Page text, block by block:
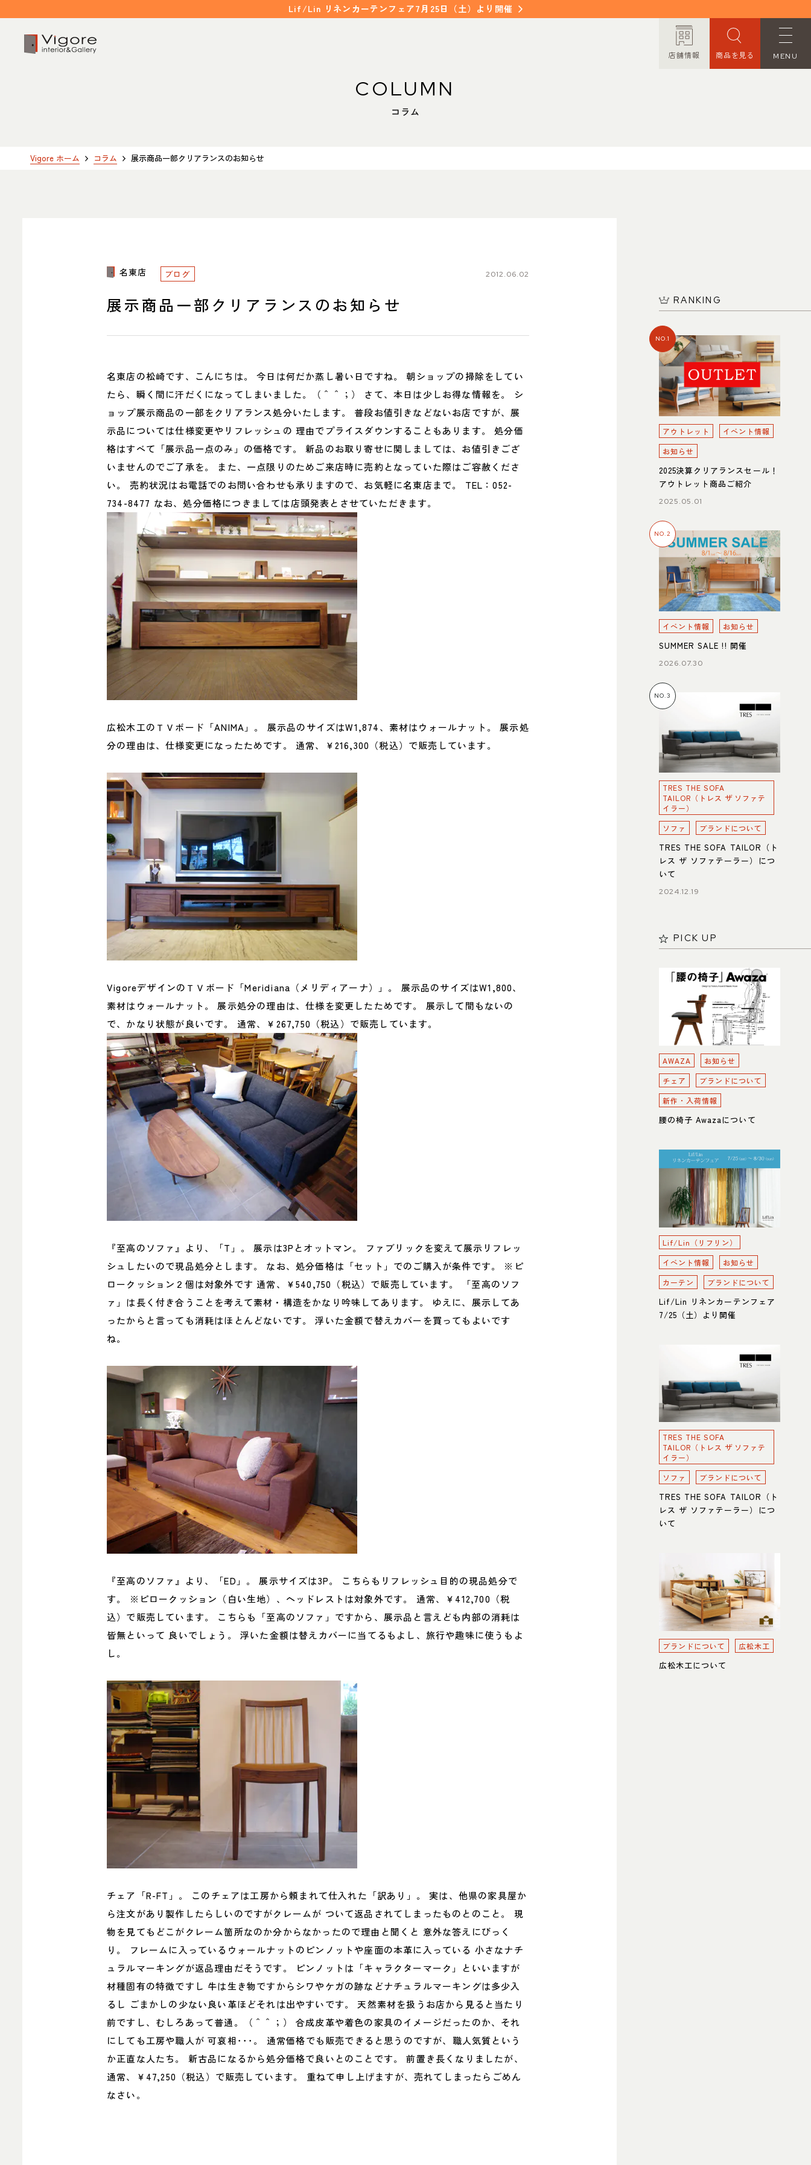
Lif/Lin リネンカーテンフェア7月25日（土）より開催
店舗情報 商品を見る MENU
EVENT / NEWS
ITEM
SHOP INFO
住所
〒454-0825 名古屋市中川区好本町1-
107
Google map
営業時間
平日 11：00～18：00
土・日・祝 11：00～19：00
定休日
水曜日（祝日は営業）
電話番号
052-361-5551
〒465-0057 名古屋市名東区陸前町26
土・日・祝 11：00～19：00
COLUMN
コラム
Vigore ホーム コラム 展示商品一部クリアランスのお知らせ
名東店 ブログ 2012.06.02
展示商品一部クリアランスのお知らせ
名東店の松崎です、こんにちは。 今日は何だか蒸し暑い日ですね。 朝ショップの掃除をしてい
たら、瞬く間に汗だくになってしまいました。（＾＾；） さて、本日は少しお得な情報を。 シ
ョップ展示商品の一部をクリアランス処分いたします。 普段お値引きなどないお店ですが、展
示品については仕様変更やリフレッシュの 理由でプライスダウンすることもあります。 処分価
格はすべて「展示品一点のみ」の価格です。 新品のお取り寄せに関しましては、お値引きござ
いませんのでご了承を。 また、一点限りのためご来店時に売約となっていた際はご容赦くださ
い。 売約状況はお電話でのお問い合わせも承りますので、お気軽に名東店まで。 TEL：052-
734-8477 なお、処分価格につきましては店頭発表とさせていただきます。
広松木工のＴＶボード「ANIMA」。 展示品のサイズはW1,874、素材はウォールナット。 展示処
分の理由は、仕様変更になったためです。 通常、￥216,300（税込）で販売しています。
VigoreデザインのＴＶボード「Meridiana（メリディアーナ）」。 展示品のサイズはW1,800、
素材はウォールナット。 展示処分の理由は、仕様を変更したためです。 展示して間もないの
で、かなり状態が良いです。 通常、￥267,750（税込）で販売しています。
『至高のソファ』より、「T」。 展示は3Pとオットマン。 ファブリックを変えて展示リフレッ
シュしたいので現品処分とします。 なお、処分価格は「セット」でのご購入が条件です。 ※ピ
ロークッション２個は対象外です 通常、￥540,750（税込）で販売しています。 「至高のソフ
ァ」は長く付き合うことを考えて素材・構造をかなり吟味してあります。 ゆえに、展示してあ
ったからと言っても消耗はほとんどないです。 浮いた金額で替えカバーを買ってもよいです
ね。
『至高のソファ』より、「ED」。 展示サイズは3P。 こちらもリフレッシュ目的の現品処分で
す。 ※ピロークッション（白い生地）、ヘッドレストは対象外です。 通常、￥412,700（税
込）で販売しています。 こちらも「至高のソファ」ですから、展示品と言えども内部の消耗は
皆無といって 良いでしょう。 浮いた金額は替えカバーに当てるもよし、旅行や趣味に使うもよ
し。
チェア「R-FT」。 このチェアは工房から頼まれて仕入れた「訳あり」。 実は、他県の家具屋か
ら注文があり製作したらしいのですがクレームが ついて返品されてしまったものとのこと。 現
物を見てもどこがクレーム箇所なのか分からなかったので理由と聞くと 意外な答えにびっく
り。 フレームに入っているウォールナットのピンノットや座面の本革に入っている 小さなナチ
ュラルマーキングが返品理由だそうです。 ピンノットは「キャラクターマーク」といいますが
材種固有の特徴ですし 牛は生き物ですからシワやケガの跡などナチュラルマーキングは多少入
るし ごまかしの少ない良い革ほどそれは出やすいです。 天然素材を扱うお店から見ると当たり
前ですし、むしろあって普通。（＾＾；） 合成皮革や着色の家具のイメージだったのか、それ
にしても工房や職人が 可哀相･･･。 通常価格でも販売できると思うのですが、職人気質という
か正直な人たち。 新古品になるから処分価格で良いとのことです。 前置き長くなりましたが、
通常、￥47,250（税込）で販売しています。 重ねて申し上げますが、売れてしまったらごめん
なさい。
RANKING
NO.1
アウトレット
イベント情報
お知らせ
2025決算クリアランスセール！
アウトレット商品ご紹介
2025.05.01
NO.2
イベント情報 お知らせ
SUMMER SALE !! 開催
2026.07.30
NO.3
TRES THE SOFA
TAILOR（トレス ザ ソファテ
イラー）
ソファ
ブランドについて
TRES THE SOFA TAILOR（ト
レス ザ ソファテーラー）につ
いて
2024.12.19
PICK UP
AWAZA
お知らせ
チェア
ブランドについて
新作・入荷情報
腰の椅子 Awazaについて
Lif/Lin（リフリン）
イベント情報
お知らせ
カーテン
ブランドについて
Lif/Lin リネンカーテンフェア
7/25（土）より開催
TRES THE SOFA
TAILOR（トレス ザ ソファテ
イラー）
ソファ
ブランドについて
TRES THE SOFA TAILOR（ト
レス ザ ソファテーラー）につ
いて
ブランドについて 広松木工
広松木工について